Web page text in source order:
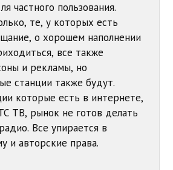
частного пользования.
те, у которых есть
о хорошем наполнении
все также
и рекламы, но
станции также будут.
которые есть в интернете,
ТВ, рынок не готов делать
Все упирается в
и авторские права.